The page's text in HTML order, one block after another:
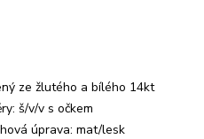
ze žlutého a bílého 14kt
š/v/v s očkem
úprava: mat/lesk